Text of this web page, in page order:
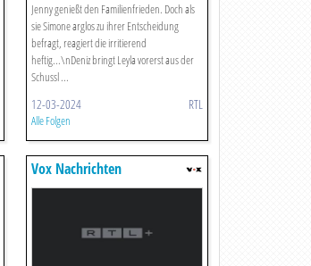
Jenny genießt den Familienfrieden. Doch als
sie Simone arglos zu ihrer Entscheidung
befragt, reagiert die irritierend
heftig...\nDeniz bringt Leyla vorerst aus der
Schussl ...
12-03-2024 RTL
Alle Folgen
Vox Nachrichten